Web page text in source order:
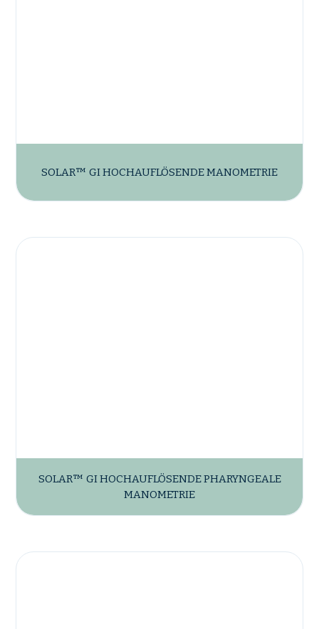
SOLAR™ GI HOCHAUFLÖSENDE MANOMETRIE
SOLAR™ GI HOCHAUFLÖSENDE PHARYNGEALE
MANOMETRIE